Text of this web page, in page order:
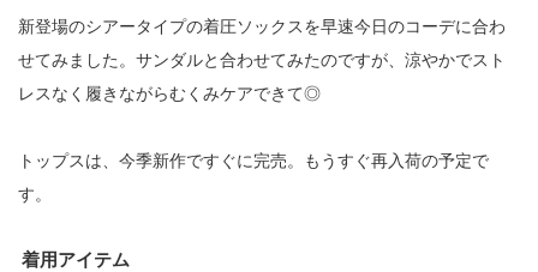
新登場のシアータイプの着圧ソックスを早速今日のコーデに合わ
せてみました。サンダルと合わせてみたのですが、涼やかでスト
レスなく履きながらむくみケアできて◎
トップスは、今季新作ですぐに完売。もうすぐ再入荷の予定で
す。
着用アイテム